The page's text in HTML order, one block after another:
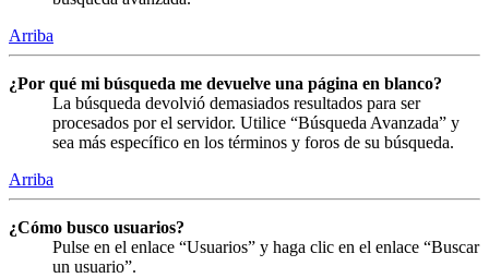
Arriba
¿Por qué mi búsqueda me devuelve una página en blanco?
La búsqueda devolvió demasiados resultados para ser
procesados por el servidor. Utilice “Búsqueda Avanzada” y
sea más específico en los términos y foros de su búsqueda.
Arriba
¿Cómo busco usuarios?
Pulse en el enlace “Usuarios” y haga clic en el enlace “Buscar
un usuario”.